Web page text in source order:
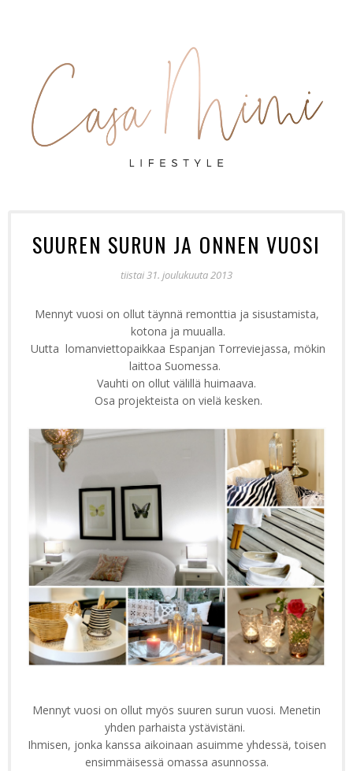
SUUREN SURUN JA ONNEN VUOSI
tiistai 31. joulukuuta 2013
Mennyt vuosi on ollut täynnä remonttia ja sisustamista,
kotona ja muualla.
Uutta lomanviettopaikkaa Espanjan Torreviejassa, mökin
laittoa Suomessa.
Vauhti on ollut välillä huimaava.
Osa projekteista on vielä kesken.
Mennyt vuosi on ollut myös suuren surun vuosi. Menetin
yhden parhaista ystävistäni.
Ihmisen, jonka kanssa aikoinaan asuimme yhdessä, toisen
ensimmäisessä omassa asunnossa.